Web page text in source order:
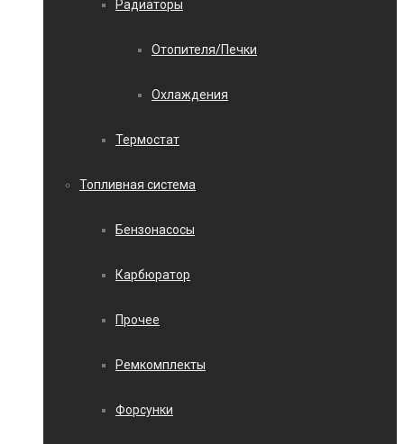
Радиаторы
Отопителя/Печки
Охлаждения
Термостат
Топливная система
Бензонасосы
Карбюратор
Прочее
Ремкомплекты
Форсунки